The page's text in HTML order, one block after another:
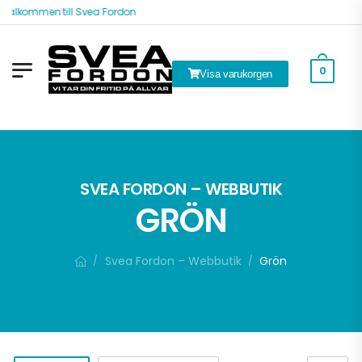
Välkommen till Svea Fordon
Visa varukorgen 0
SVEA FORDON – WEBBUTIK
GRÖN
/ Svea Fordon – Webbutik / Grön